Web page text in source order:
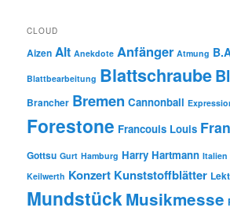
CLOUD
Aizen Alt Anekdote Anfänger Atmung
Blattbearbeitung Blattschraube
Brancher Bremen Cannonball
Forestone Francouis Louis
Gottsu Gurt Hamburg Harry Hartmann Italien
Keilwerth Konzert Kunststoffblätter
MundstückMusikmesse